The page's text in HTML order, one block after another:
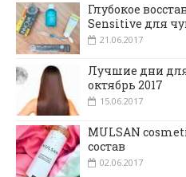
Глубокое
Sensitive для
21.06.2017
Лучшие дни
октябрь 2017
15.06.2017
MULSAN
состав
02.06.2017